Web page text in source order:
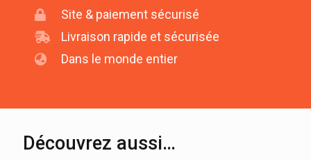
Site & paiement sécurisé
Livraison rapide et sécurisée
Dans le monde entier
Découvrez aussi…